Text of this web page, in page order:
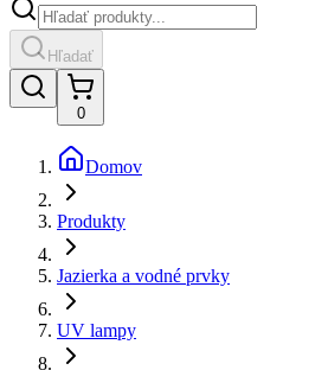
Hľadať
0
Domov
Produkty
Jazierka a vodné prvky
UV lampy